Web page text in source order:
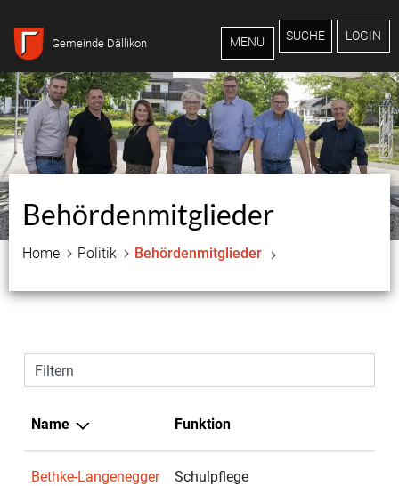
Kopfzeile
Gemeinde Dällikon
SUCHE LOGIN
MENÜ
Behördenmitglieder
Home Politik Behördenmitglieder
Filtern
Name Funktion
Bethke-Langenegger
Schulpflege